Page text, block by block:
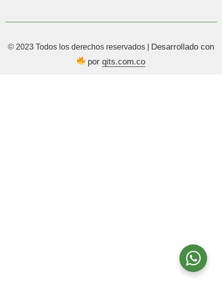
© 2023 Todos los derechos reservados |
Desarrollado con
por qits.com.co